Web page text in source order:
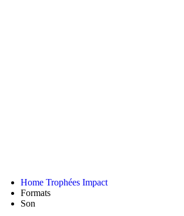
Home Trophées Impact
Formats
Son